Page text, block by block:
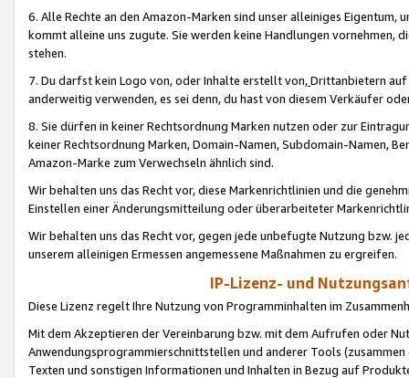
6. Alle Rechte an den Amazon-Marken sind unser alleiniges
kommt alleine uns zugute. Sie werden keine Handlungen vornehmen,
stehen.
7. Du darfst kein Logo von, oder Inhalte erstellt von,Drittanbietern auf
anderweitig verwenden, es sei denn, du hast von diesem Verkäufer
8. Sie dürfen in keiner Rechtsordnung Marken nutzen oder zur
keiner Rechtsordnung Marken, Domain-Namen, Subdomain-Namen,
Amazon-Marke zum Verwechseln ähnlich sind.
Wir behalten uns das Recht vor, diese Markenrichtlinien und die
Einstellen einer Änderungsmitteilung oder überarbeiteter
Wir behalten uns das Recht vor, gegen jede unbefugte Nutzung bzw.
unserem alleinigen Ermessen angemessene Maßnahmen zu ergreifen.
IP-Lizenz- und
Diese Lizenz regelt Ihre Nutzung von Programminhalten im
Mit dem Akzeptieren der Vereinbarung bzw. mit dem Aufrufen oder
Anwendungsprogrammierschnittstellen und anderer Tools (zusammen
Texten und sonstigen Informationen und Inhalten in Bezug auf